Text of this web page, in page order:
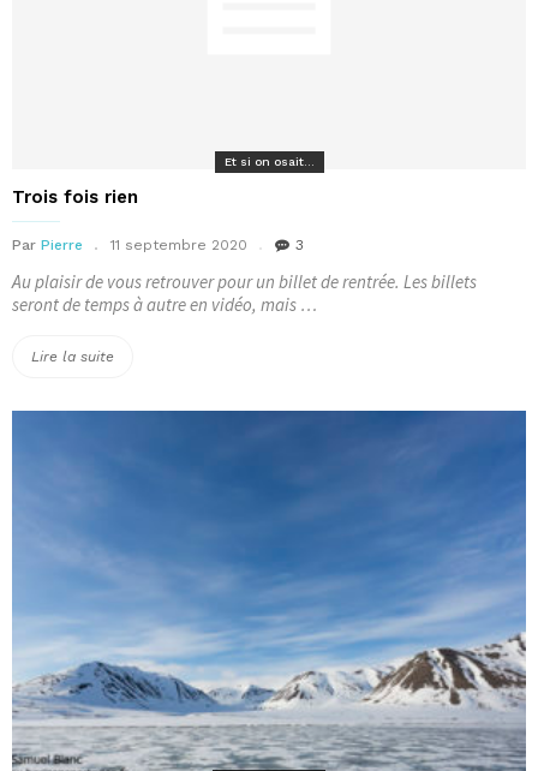
Et si on osait...
Trois fois rien
Par Pierre 11 septembre 2020 3
Au plaisir de vous retrouver pour un billet de rentrée. Les billets
seront de temps à autre en vidéo, mais …
Lire la suite